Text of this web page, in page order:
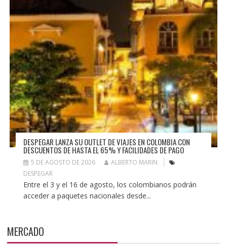
DESPEGAR LANZA SU OUTLET DE VIAJES EN COLOMBIA CON
DESCUENTOS DE HASTA EL 65% Y FACILIDADES DE PAGO
5 DE AGOSTO DE 2026
ALBERTO MARIN
DESPEGAR
Entre el 3 y el 16 de agosto, los colombianos podrán
acceder a paquetes nacionales desde...
MERCADO